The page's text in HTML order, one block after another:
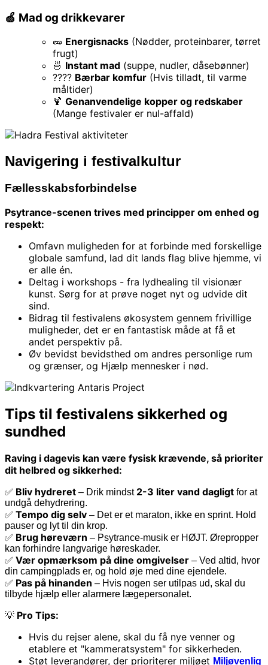
🍏 Mad og drikkevarer
🥜 Energisnacks (Nødder, proteinbarer, tørret
frugt)
🍜 Instant mad (suppe, nudler, dåsebønner)
???? Bærbar komfur (Hvis tilladt, til varme
måltider)
🍹 Genanvendelige kopper og redskaber
(Mange festivaler er nul-affald)
Navigering i festivalkultur
Fællesskabsforbindelse
Psytrance-scenen trives med principper om enhed og
respekt:
Omfavn muligheden for at forbinde med forskellige
globale samfund, lad dit lands flag blive hjemme, vi
er alle én.
Deltag i workshops - fra lydhealing til visionær
kunst. Sørg for at prøve noget nyt og udvide dit
sind.
Bidrag til festivalens økosystem gennem frivillige
muligheder, det er en fantastisk måde at få et
andet perspektiv på.
Øv bevidst bevidsthed om andres personlige rum
og grænser, og Hjælp mennesker i nød.
Tips til festivalens sikkerhed og
sundhed
Raving i dagevis kan være fysisk krævende, så prioriter
dit helbred og sikkerhed:
✅ Bliv hydreret – Drik mindst 2-3 liter vand dagligt for at
undgå dehydrering.
✅ Tempo dig selv – Det er et maraton, ikke en sprint. Hold
pauser og lyt til din krop.
✅ Brug høreværn – Psytrance-musik er HØJT. Ørepropper
kan forhindre langvarige høreskader.
✅ Vær opmærksom på dine omgivelser – Ved altid, hvor
din campingplads er, og hold øje med dine ejendele.
✅ Pas på hinanden – Hvis nogen ser utilpas ud, skal du
tilbyde hjælp eller alarmere lægepersonalet.
💡 Pro Tips:
Hvis du rejser alene, skal du få nye venner og
etablere et "kammeratsystem" for sikkerheden.
Støt leverandører, der prioriterer miljøet Miljøvenlig